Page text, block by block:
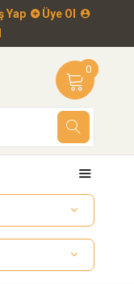
Yap
Üye Ol
0